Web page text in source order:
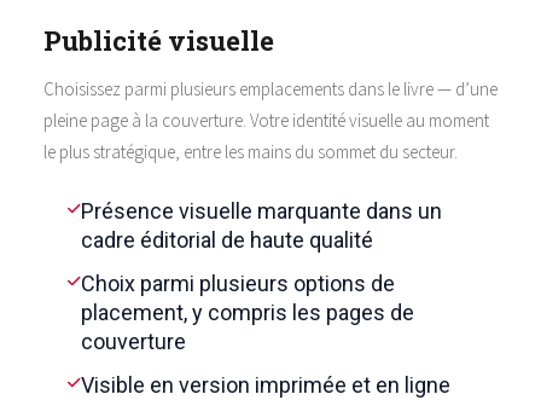
Publicité visuelle
Choisissez parmi plusieurs emplacements dans le livre — d’une
pleine page à la couverture. Votre identité visuelle au moment
le plus stratégique, entre les mains du sommet du secteur.
Présence visuelle marquante dans un
cadre éditorial de haute qualité
Choix parmi plusieurs options de
placement, y compris les pages de
couverture
Visible en version imprimée et en ligne